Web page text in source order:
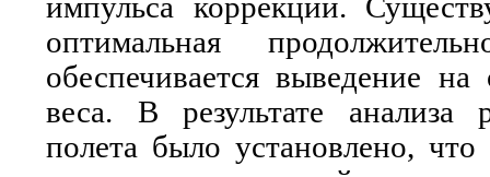
импульса коррекции.
оптимальная
обеспечивается выведение
веса. В результате анализа
полета было установлено,